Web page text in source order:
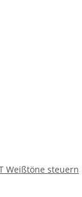
Weißtöne steuern